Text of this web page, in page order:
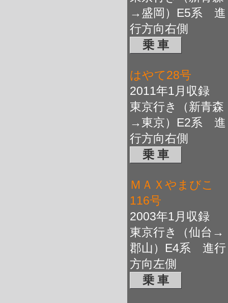
→盛岡）E5系 進
行方向右側
乗 車
はやて28号
2011年1月収録
東京行き（新青森
→東京）E2系 進
行方向右側
乗 車
ＭＡＸやまびこ
116号
2003年1月収録
東京行き（仙台→
郡山）E4系 進行
方向左側
乗 車